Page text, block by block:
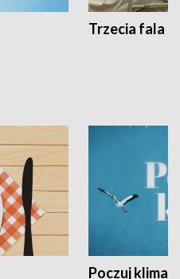
Trzecia fala -
Poczuj klimat